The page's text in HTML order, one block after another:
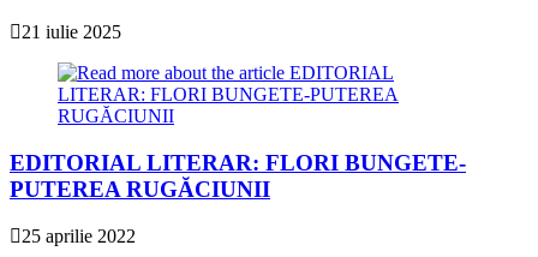
21 iulie 2025
EDITORIAL LITERAR: FLORI BUNGETE-
PUTEREA RUGĂCIUNII
25 aprilie 2022